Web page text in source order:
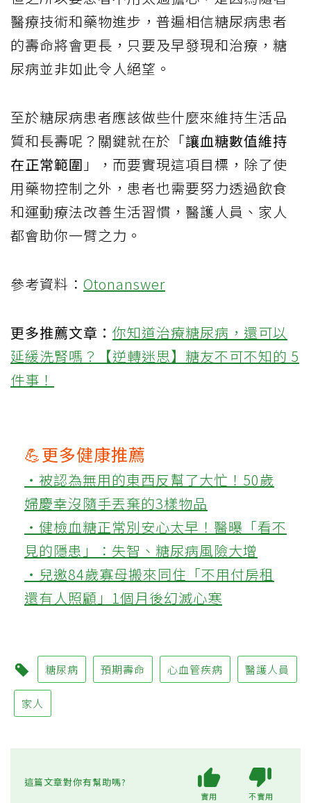
醫療技術和藥物進步，普遍相信糖尿病患者
的壽命將會更長，只要及早發現和治療，糖
尿病並非如此令人絕望。
至於糖尿病患者應該做些什麼來維持生活品
質和長壽呢？關鍵就在於「讓血糖數值維持
在正常範圍 」，而要實現這項目標，除了使
用藥物控制之外，患者也需要努力透過飲食
和運動療法改善生活習慣，醫護人員、家人
都會助你一臂之力。
參考資料： Otonanswer
更多推薦文章： 你知道治療糖尿病，還可以
延緩洗腎嗎？【逆轉迷思】糖友不可不知的 5
件事！
💪更多健康推薦
‧被認為無用的東西反幫了大忙！50歲
婦慶幸沒隨手丟棄的3樣物品
‧健檢血糖正常別安心太早！醫曝「看不
見的隱患」：失智、糖尿病風險大增
‧兒邀84歲寡母搬來同住「不用付房租
還有人照顧」1個月後幻滅心寒
糖尿病 預期壽命 心血管疾病 醫護人員
家人
這篇文章對你有幫助嗎?
實用 不實用